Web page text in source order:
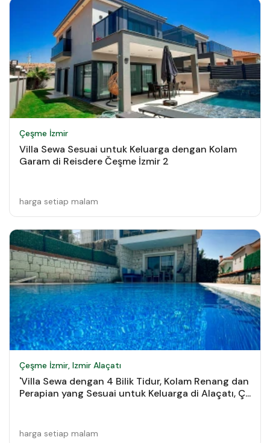
Çeşme İzmir
Villa Sewa Sesuai untuk Keluarga dengan Kolam
Garam di Reisdere Čeşme İzmir 2
harga setiap malam
Çeşme İzmir, Izmir Alaçatı
'Villa Sewa dengan 4 Bilik Tidur, Kolam Renang dan
Perapian yang Sesuai untuk Keluarga di Alaçatı, Ç...
harga setiap malam